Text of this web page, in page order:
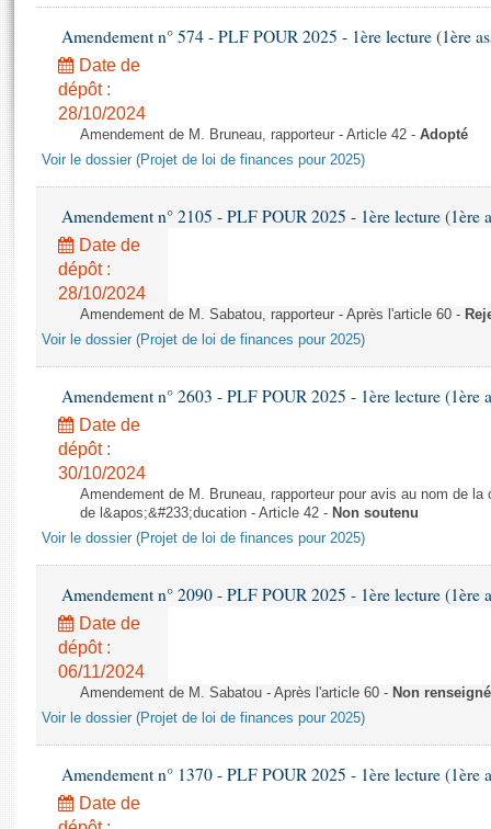
Projets de loi
Propositions de loi
Amendements
Textes adoptés
Rapports d'enquête
Rapports législatifs
Rapports sur l'application des lois
Baromètre de l’application des lois
Comptes rendus des débats
Histoire
Juniors
Anciennes législatures
Liens vers les sites publics
Contacts et plan d'accès
Photos libres de droit
Amendement n° 574 - PLF POUR 2025 - 1ère lecture (1ère
Date de
dépôt :
28/10/2024
Amendement de M. Bruneau, rapporteur - Article 42 - Adopté
Voir le dossier (Projet de loi de finances pour 2025)
Amendement n° 2105 - PLF POUR 2025 - 1ère lecture (1ère
Date de
dépôt :
28/10/2024
Amendement de M. Sabatou, rapporteur - Après l'article 60 -
Voir le dossier (Projet de loi de finances pour 2025)
Amendement n° 2603 - PLF POUR 2025 - 1ère lecture (1ère
Date de
dépôt :
30/10/2024
Amendement de M. Bruneau, rapporteur pour avis au nom de
de l&apos;&#233;ducation - Article 42 - Non soutenu
Voir le dossier (Projet de loi de finances pour 2025)
Amendement n° 2090 - PLF POUR 2025 - 1ère lecture (1ère
Date de
dépôt :
06/11/2024
Amendement de M. Sabatou - Après l'article 60 - Non renseigné
Voir le dossier (Projet de loi de finances pour 2025)
Amendement n° 1370 - PLF POUR 2025 - 1ère lecture (1ère
Date de